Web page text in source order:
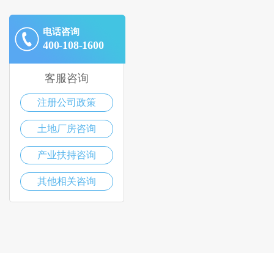
电话咨询
400-108-1600
客服咨询
注册公司政策
土地厂房咨询
产业扶持咨询
其他相关咨询